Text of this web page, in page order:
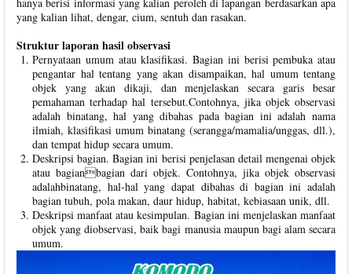
yang kalian lihat, dengar, cium, sentuh dan rasakan.
Struktur laporan hasil observasi
Pernyataan umum atau klasifikasi. Bagian ini berisi pembuka atau
pengantar hal tentang yang akan disampaikan, hal umum tentang
objek yang akan dikaji, dan menjelaskan secara garis besar
pemahaman terhadap hal tersebut.Contohnya, jika objek observasi
adalah binatang, hal yang dibahas pada bagian ini adalah nama
ilmiah, klasifikasi umum binatang (serangga/mamalia/unggas, dll.),
dan tempat hidup secara umum.
Deskripsi bagian. Bagian ini berisi penjelasan detail mengenai objek
atau bagianbagian dari objek. Contohnya, jika objek observasi
adalahbinatang, hal-hal yang dapat dibahas di bagian ini adalah
bagian tubuh, pola makan, daur hidup, habitat, kebiasaan unik, dll.
Deskripsi manfaat atau kesimpulan. Bagian ini menjelaskan manfaat
objek yang diobservasi, baik bagi manusia maupun bagi alam secara
umum.